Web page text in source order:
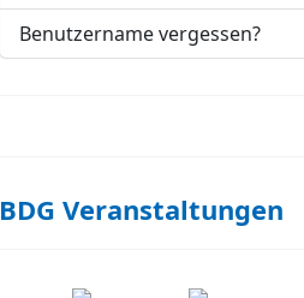
Benutzername vergessen?
BDG Veranstaltungen